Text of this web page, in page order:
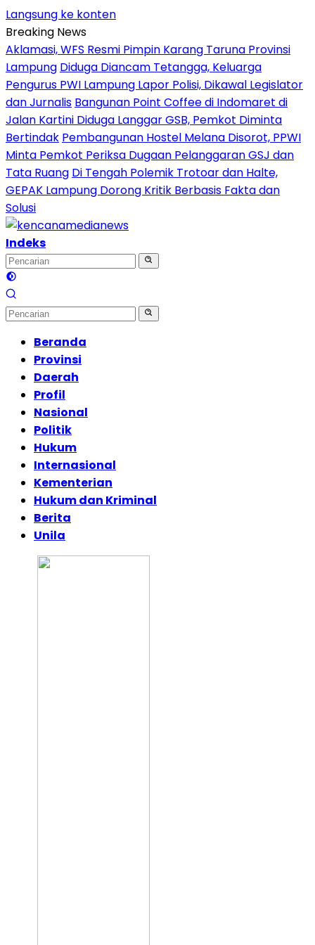
Langsung ke konten
Breaking News
Aklamasi, WFS Resmi Pimpin Karang Taruna Provinsi
Lampung Diduga Diancam Tetangga, Keluarga
Pengurus PWI Lampung Lapor Polisi, Dikawal Legislator
dan Jurnalis Bangunan Point Coffee di Indomaret di
Jalan Kartini Diduga Langgar GSB, Pemkot Diminta
Bertindak Pembangunan Hostel Melana Disorot, PPWI
Minta Pemkot Periksa Dugaan Pelanggaran GSJ dan
Tata Ruang Di Tengah Polemik Trotoar dan Halte,
GEPAK Lampung Dorong Kritik Berbasis Fakta dan
Solusi
Indeks
Beranda
Provinsi
Daerah
Profil
Nasional
Politik
Hukum
Internasional
Kementerian
Hukum dan Kriminal
Berita
Unila